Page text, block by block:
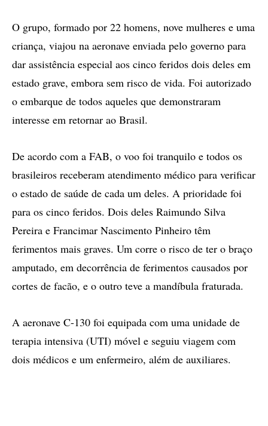
O grupo, formado por 22 homens, nove mulheres e uma
criança, viajou na aeronave enviada pelo governo para
dar assistência especial aos cinco feridos dois deles em
estado grave, embora sem risco de vida. Foi autorizado
o embarque de todos aqueles que demonstraram
interesse em retornar ao Brasil.
De acordo com a FAB, o voo foi tranquilo e todos os
brasileiros receberam atendimento médico para verificar
o estado de saúde de cada um deles. A prioridade foi
para os cinco feridos. Dois deles Raimundo Silva
Pereira e Francimar Nascimento Pinheiro têm
ferimentos mais graves. Um corre o risco de ter o braço
amputado, em decorrência de ferimentos causados por
cortes de facão, e o outro teve a mandíbula fraturada.
A aeronave C-130 foi equipada com uma unidade de
terapia intensiva (UTI) móvel e seguiu viagem com
dois médicos e um enfermeiro, além de auxiliares.